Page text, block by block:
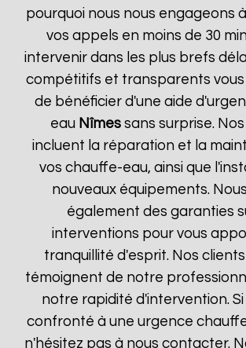
pourquoi nous nous engageons
vos appels en moins de 30
intervenir dans les plus brefs
compétitifs et transparents
de bénéficier d'une aide
eau Nîmessans surprise.
incluent la réparation et la
vos chauffe-eau, ainsi que
nouveaux équipements.
également des garanties
interventions pour vous
tranquillité d'esprit. Nos
témoignent de notre
notre rapidité d'intervention.
confronté à une urgence
n'hésitez pas à nous contacter.